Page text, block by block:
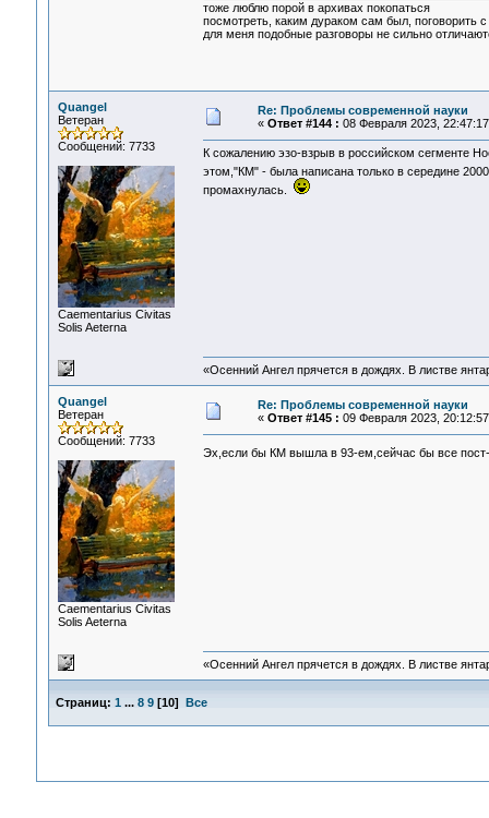
тоже люблю порой в архивах покопаться
посмотреть, каким дураком сам был, поговорить
для меня подобные разговоры не сильно
Quangel
Ветеран
Сообщений: 7733
Сaementarius Civitas
Solis Aeterna
Re: Проблемы современной науки
« Ответ #144 : 08 Февраля 2023,
К сожалению эзо-взрыв в российском сегменте
этом,"КМ" - была написана только в середине
промахнулась.
«Осенний Ангел прячется в дождях. В листве
Quangel
Ветеран
Сообщений: 7733
Сaementarius Civitas
Solis Aeterna
Re: Проблемы современной науки
« Ответ #145 : 09 Февраля 2023,
Эх,если бы КМ вышла в 93-ем,сейчас бы все
«Осенний Ангел прячется в дождях. В листве
Страниц: 1 ... 8 9[10] Все